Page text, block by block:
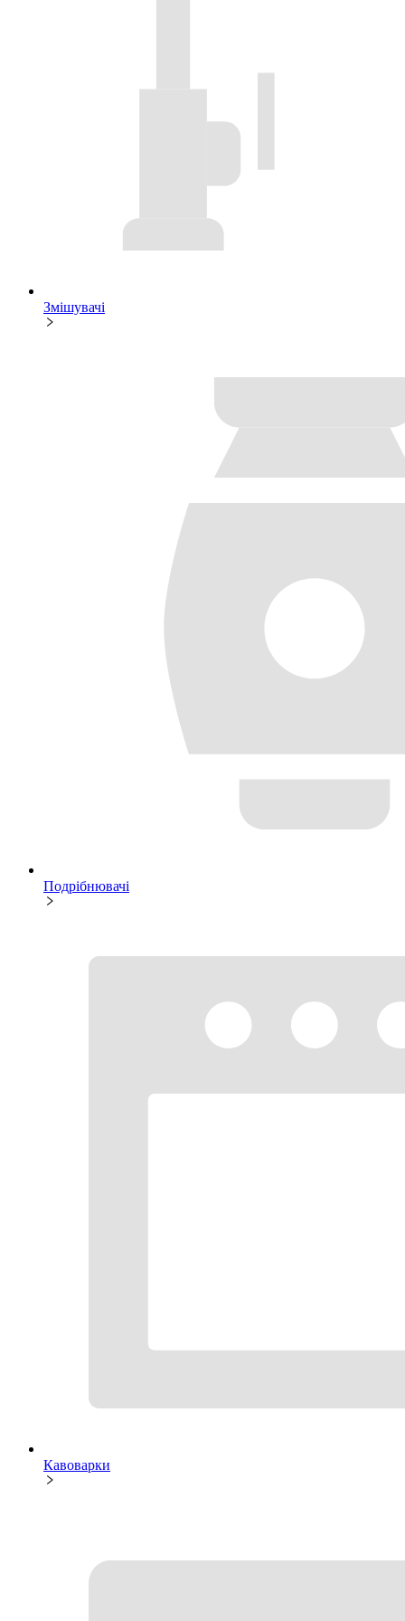
Змішувачі
Подрібнювачі
Кавоварки